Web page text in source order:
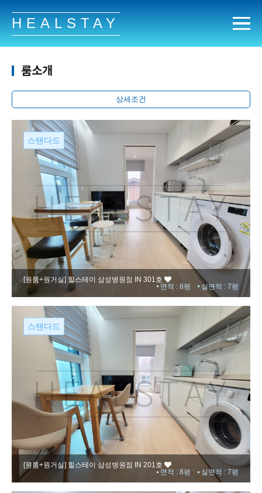
HEALSTAY
룸소개
상세조건
스탠다드
[원룸+원거실] 힐스테이 삼성병원점 IN 301호
면적 : 8평
실면적 : 7평
스탠다드
[원룸+원거실] 힐스테이 삼성병원점 IN 201호
면적 : 8평
실면적 : 7평